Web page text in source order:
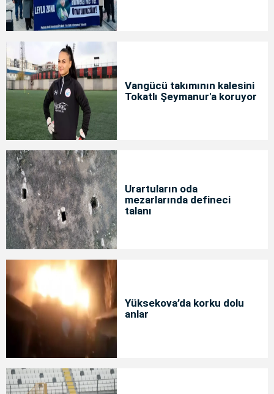
Vangücü takımının kalesini
Tokatlı Şeymanur'a koruyor
Urartuların oda
mezarlarında defineci
talanı
Yüksekova’da korku dolu
anlar